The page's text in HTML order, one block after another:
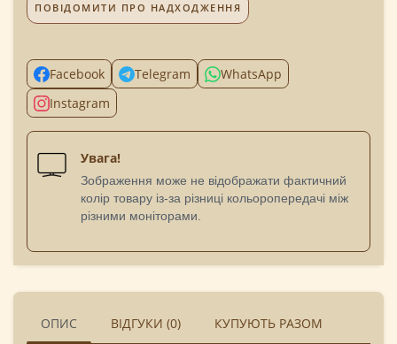
ПОВІДОМИТИ ПРО НАДХОДЖЕННЯ
Facebook Telegram
WhatsApp
Instagram
Увага!
Зображення може не відображати фактичний
колір товару із-за різниці кольоропередачі між
різними моніторами.
ОПИС ВІДГУКИ (0) КУПУЮТЬ РАЗОМ